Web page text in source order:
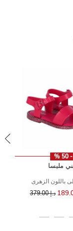
- 50 %
مليسا
باللون الزهرى
د.إ 379.00